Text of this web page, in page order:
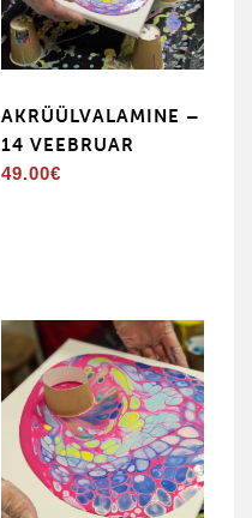
AKRÜÜLVALAMINE –
14 VEEBRUAR
49.00€